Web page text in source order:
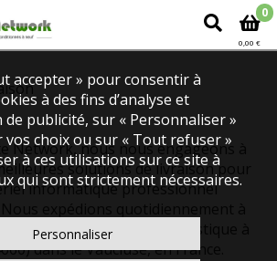
0
0,00 €
Network, nous nous engageons à
solutions de livraison pour
informatique professionnel
technique et logistique à
dans le Vaucluse, en France.
accepter » pour consentir à
à des fins d’analyse et
publicité, sur « Personnaliser »
choix ou sur « Tout refuser »
à ces utilisations sur ce site à
qui sont strictement nécessaires.
Personnaliser